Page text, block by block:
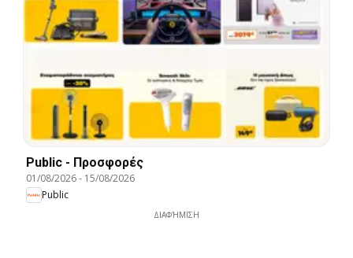
Public - Προσφορές
01/08/2026- 15/08/2026
Public
ΔΙΑΦΉΜΙΣΗ